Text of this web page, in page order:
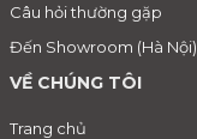
Câu hỏi thường gặp
Đến Showroom (Hà Nội)
VỀ CHÚNG TÔI
Trang chủ